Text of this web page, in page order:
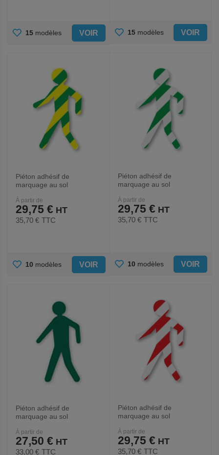
AJOUTER
15 modèles VOIR AJOUTER
15 modèles VOIR
Piéton adhésif de
marquage au sol
Ergomat
À partir de
29,75 €
35,70 € TTC
AJOUTER
10 modèles VOIR
Piéton adhésif de
marquage au sol
Ergomat
À partir de
29,75 €
35,70 € TTC
AJOUTER
10 modèles VOIR
Piéton adhésif de
marquage au sol
À partir de
27,50 €
33,00 € TTC
Piéton adhésif de
marquage au sol
Ergomat
À partir de
29,75 €
35,70 € TTC